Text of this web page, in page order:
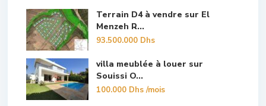
Terrain D4 à vendre sur El
Menzeh R...
93.500.000 Dhs
villa meublée à louer sur
Souissi O...
100.000 Dhs/mois